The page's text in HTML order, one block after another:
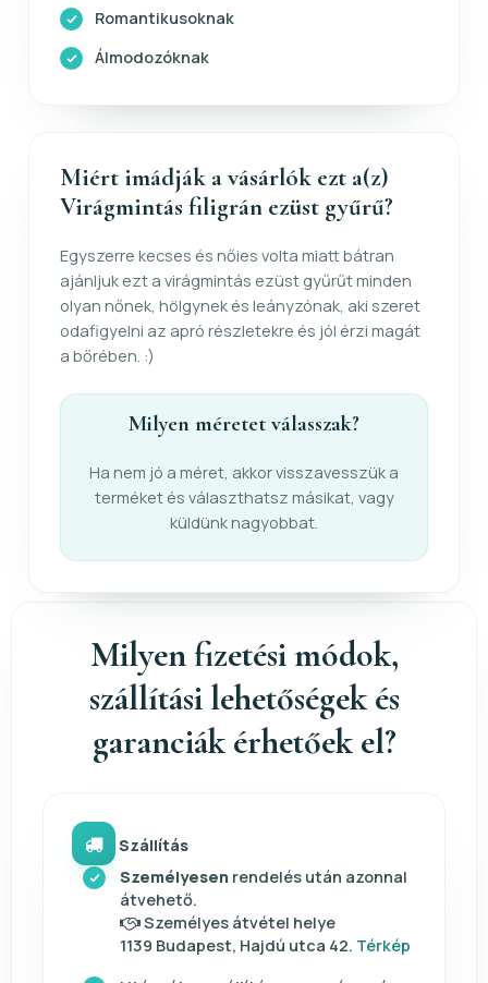
Romantikusoknak
Álmodozóknak
Miért imádják a vásárlók ezt a(z)
Virágmintás filigrán ezüst gyűrű?
Egyszerre kecses és nőies volta miatt bátran
ajánljuk ezt a virágmintás ezüst gyűrűt minden
olyan nőnek, hölgynek és leányzónak, aki szeret
odafigyelni az apró részletekre és jól érzi magát
a bőrében. :)
Milyen méretet válasszak?
Ha nem jó a méret, akkor visszavesszük a
terméket és választhatsz másikat, vagy
küldünk nagyobbat.
Milyen fizetési módok,
szállítási lehetőségek és
garanciák érhetőek el?
Szállítás
Személyesen rendelés után azonnal
átvehető.
Személyes átvétel helye
1139 Budapest, Hajdú utca 42. Térkép